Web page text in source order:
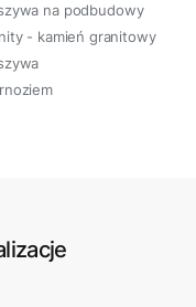
na podbudowy
- kamień granitowy